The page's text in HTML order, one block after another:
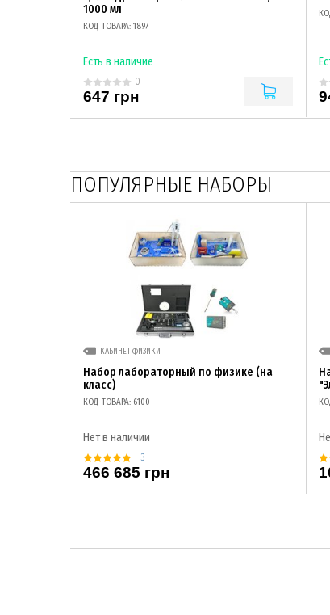
1000 мл
КОД ТОВАРА: 1897
Есть в наличие
0
647 грн
ПОПУЛЯРНЫЕ НАБОРЫ
КАБИНЕТ ФИЗИКИ
Набор лабораторный по физике (на
класс)
КОД ТОВАРА: 6100
Нет в наличии
3
466 685 грн